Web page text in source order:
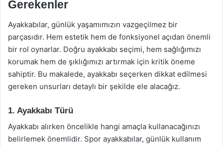
Gerekenler
Ayakkabılar, günlük yaşamımızın vazgeçilmez bir
parçasıdır. Hem estetik hem de fonksiyonel açıdan önemli
bir rol oynarlar. Doğru ayakkabı seçimi, hem sağlığımızı
korumak hem de şıklığımızı artırmak için kritik öneme
sahiptir. Bu makalede, ayakkabı seçerken dikkat edilmesi
gereken unsurları detaylı bir şekilde ele alacağız.
1. Ayakkabı Türü
Ayakkabı alırken öncelikle hangi amaçla kullanacağınızı
belirlemek önemlidir. Spor ayakkabılar, günlük kullanım